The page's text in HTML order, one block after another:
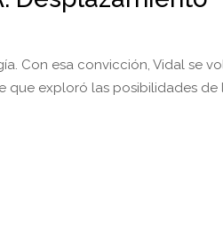
Con esa convicción, Vidal se
que exploró las posibilidades de